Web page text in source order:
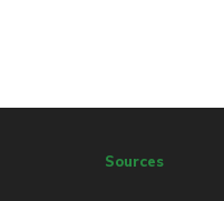
Sources